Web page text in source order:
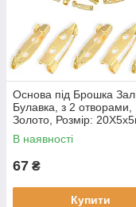
Основа під Брошка
Булавка, з 2 отворами,
Золото, Розмір:
отвір 2 Мм, (50 шт.)
В наявності
67 ₴
Купити